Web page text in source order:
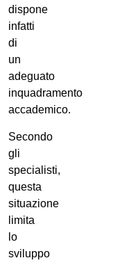
dispone
infatti
di
un
adeguato
inquadramento
accademico.
Secondo
gli
specialisti,
questa
situazione
limita
lo
sviluppo